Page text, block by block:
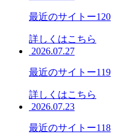
最近のサイトー120
詳しくはこちら
2026.07.27
最近のサイトー119
詳しくはこちら
2026.07.23
最近のサイトー118